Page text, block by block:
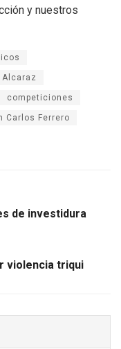
y nuestros
Alcaraz
competiciones
Carlos Ferrero
de investidura
violencia triqui